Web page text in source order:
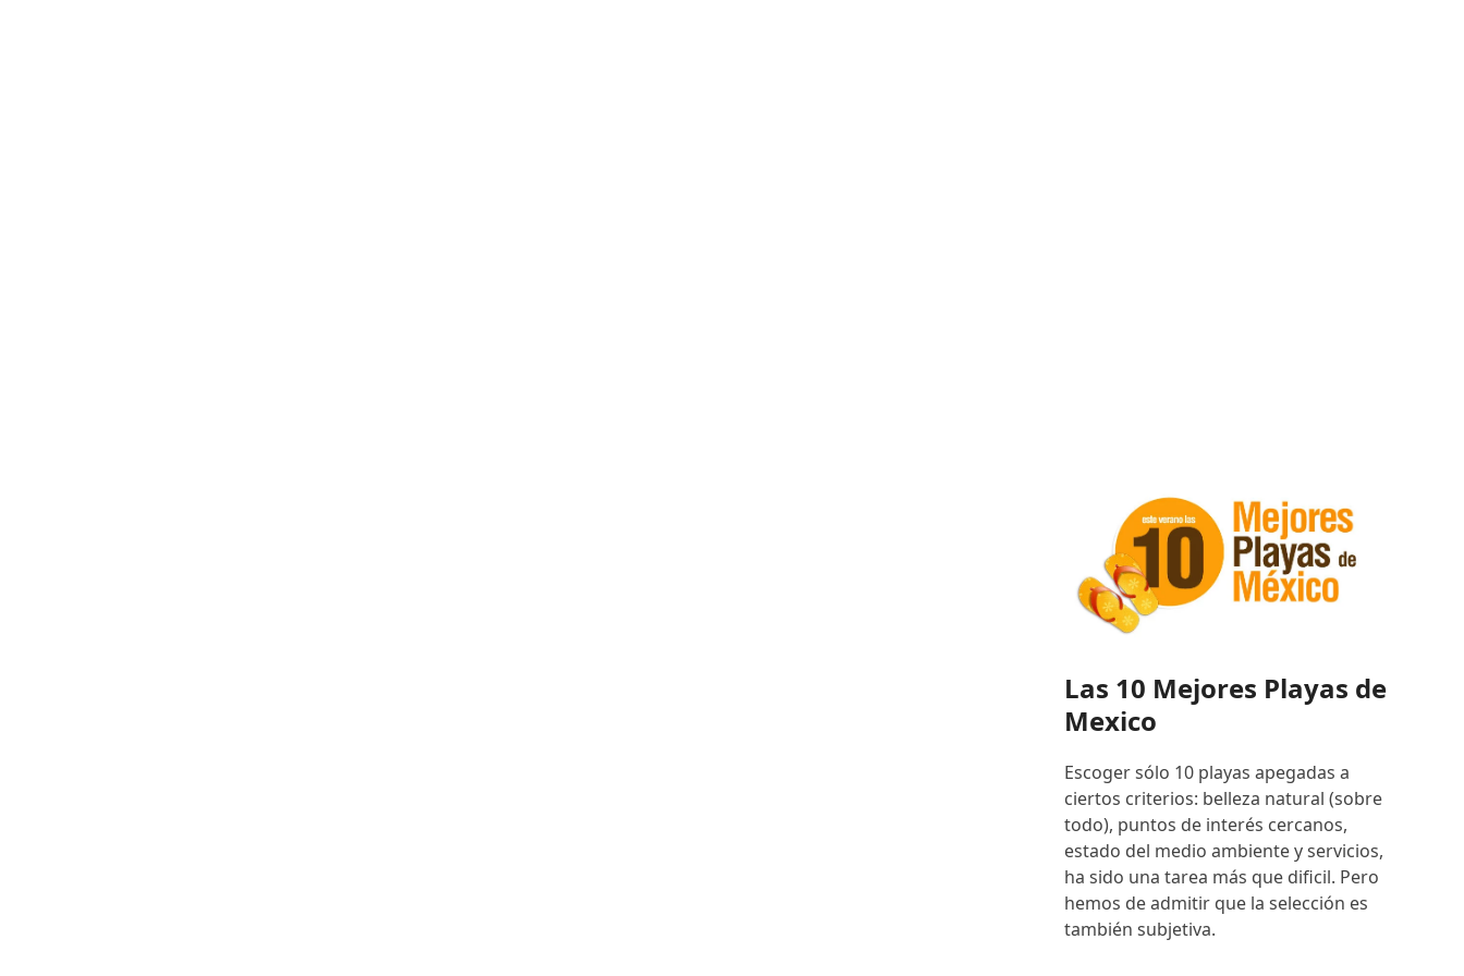
Las 10 Mejores Playas de
Mexico
Escoger sólo 10 playas apegadas a
ciertos criterios: belleza natural (sobre
todo), puntos de interés cercanos,
estado del medio ambiente y servicios,
ha sido una tarea más que dificil. Pero
hemos de admitir que la selección es
también subjetiva.